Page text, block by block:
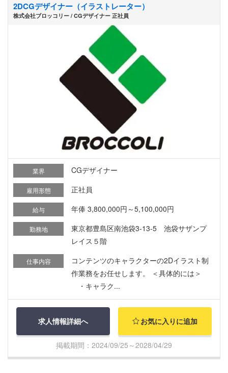
2DCGデザイナー（イラストレーター）
株式会社ブロッコリー / CGデザイナー 正社員
業界 CGデザイナー
雇用形態 正社員
給与 年俸 3,800,000円～5,100,000円
勤務地
東京都豊島区南池袋3-13-5 池袋サザンプ
レイス５階
仕事内容
コンテンツのキャラクターの2Dイラスト制
作業務をお任せします。 ＜具体的には＞
・キャラク...
求人情報詳細へ お気に入りに追加
掲載期間：2024/09/25～2028/04/29